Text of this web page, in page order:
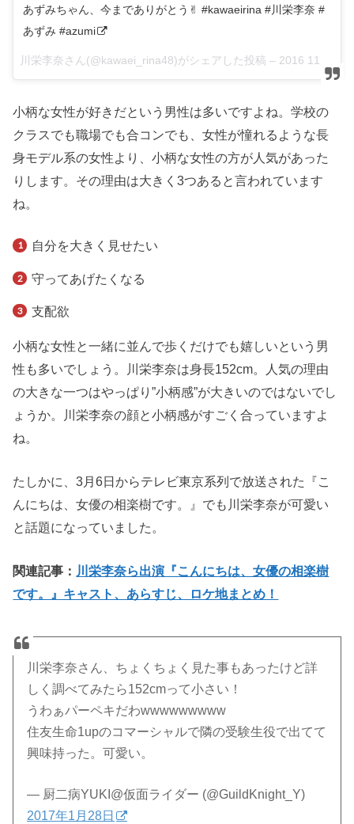
あずみちゃん、今までありがとう✌︎ #kawaeirina #川栄李奈 #
あずみ #azumi
川栄李奈さん(@kawaei_rina48)がシェアした投稿 – 2016 11月 27 3:30午前 PST
小柄な女性が好きだという男性は多いですよね。学校の
クラスでも職場でも合コンでも、女性が憧れるような長
身モデル系の女性より、小柄な女性の方が人気があった
りします。その理由は大きく3つあると言われています
ね。
自分を大きく見せたい
守ってあげたくなる
支配欲
小柄な女性と一緒に並んで歩くだけでも嬉しいという男
性も多いでしょう。川栄李奈は身長152cm。人気の理由
の大きな一つはやっぱり”小柄感”が大きいのではないでし
ょうか。川栄李奈の顔と小柄感がすごく合っていますよ
ね。
たしかに、3月6日からテレビ東京系列で放送された『こ
んにちは、女優の相楽樹です。』でも川栄李奈が可愛い
と話題になっていました。
関連記事： 川栄李奈ら出演『こんにちは、女優の相楽樹
です。』キャスト、あらすじ、ロケ地まとめ！
川栄李奈さん、ちょくちょく見た事もあったけど詳
しく調べてみたら152cmって小さい！
うわぁパーペキだわwwwwwwwww
住友生命1upのコマーシャルで隣の受験生役で出てて
興味持った。可愛い。
— 厨二病YUKI@仮面ライダー (@GuildKnight_Y)
2017年1月28日